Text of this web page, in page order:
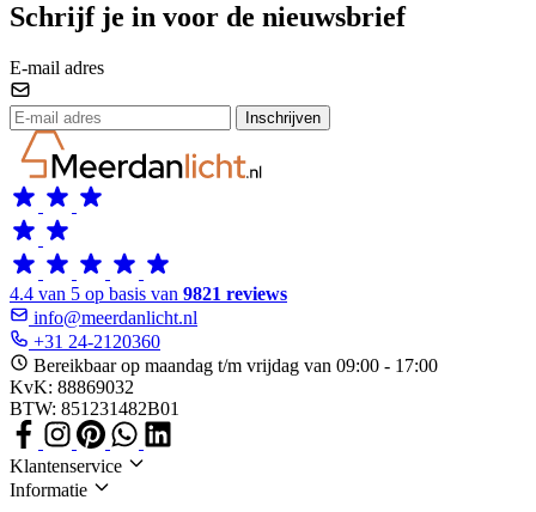
Schrijf je in voor de nieuwsbrief
E-mail adres
Inschrijven
4.4 van 5 op basis van 9821 reviews
info@meerdanlicht.nl
+31 24-2120360
Bereikbaar op maandag t/m vrijdag van 09:00 - 17:00
KvK: 88869032
BTW: 851231482B01
Klantenservice
Informatie